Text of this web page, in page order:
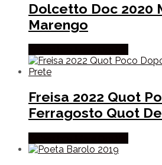
Dolcetto Doc 2020
Marengo
Freisa 2022 Quot
Ferragosto Quot